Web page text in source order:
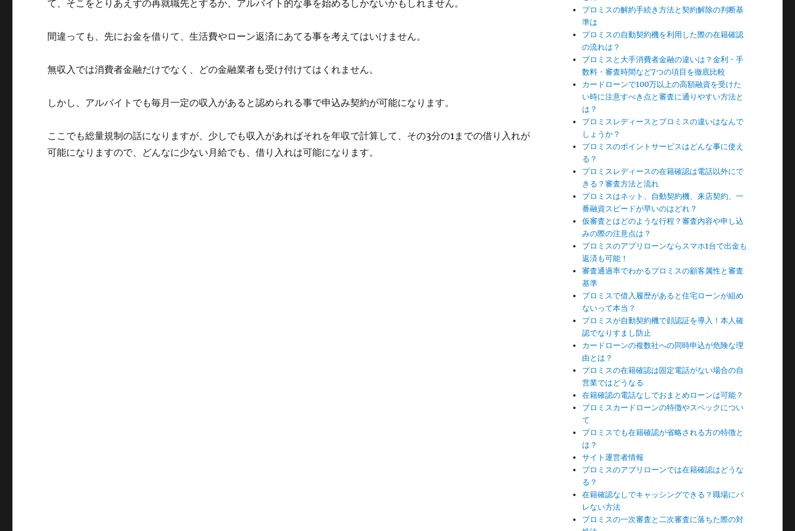
て、そこをとりあえずの再就職先とするか、アルバイト的な事を始めるしかないかもしれません。
間違っても、先にお金を借りて、生活費やローン返済にあてる事を考えてはいけません。
無収入では消費者金融だけでなく、どの金融業者も受け付けてはくれません。
しかし、アルバイトでも毎月一定の収入があると認められる事で申込み契約が可能になります。
ここでも総量規制の話になりますが、少しでも収入があればそれを年収で計算して、その3分の1までの借り入れが
可能になりますので、どんなに少ない月給でも、借り入れは可能になります。
プロミスの解約手続き方法と契約解除の判断基
準は
プロミスの自動契約機を利用した際の在籍確認
の流れは？
プロミスと大手消費者金融の違いは？金利・手
数料・審査時間など7つの項目を徹底比較
カードローンで100万以上の高額融資を受けた
い時に注意すべき点と審査に通りやすい方法と
は？
プロミスレディースとプロミスの違いはなんで
しょうか？
プロミスのポイントサービスはどんな事に使え
る？
プロミスレディースの在籍確認は電話以外にで
きる？審査方法と流れ
プロミスはネット、自動契約機、来店契約、一
番融資スピードが早いのはどれ？
仮審査とはどのような行程？審査内容や申し込
みの際の注意点は？
プロミスのアプリローンならスマホ1台で出金も
返済も可能！
審査通過率でわかるプロミスの顧客属性と審査
基準
プロミスで借入履歴があると住宅ローンが組め
ないって本当？
プロミスが自動契約機で顔認証を導入！本人確
認でなりすまし防止
カードローンの複数社への同時申込が危険な理
由とは？
プロミスの在籍確認は固定電話がない場合の自
営業ではどうなる
在籍確認の電話なしでおまとめローンは可能？
プロミスカードローンの特徴やスペックについ
て
プロミスでも在籍確認が省略される方の特徴と
は？
サイト運営者情報
プロミスのアプリローンでは在籍確認はどうな
る？
在籍確認なしでキャッシングできる？職場にバ
レない方法
プロミスの一次審査と二次審査に落ちた際の対